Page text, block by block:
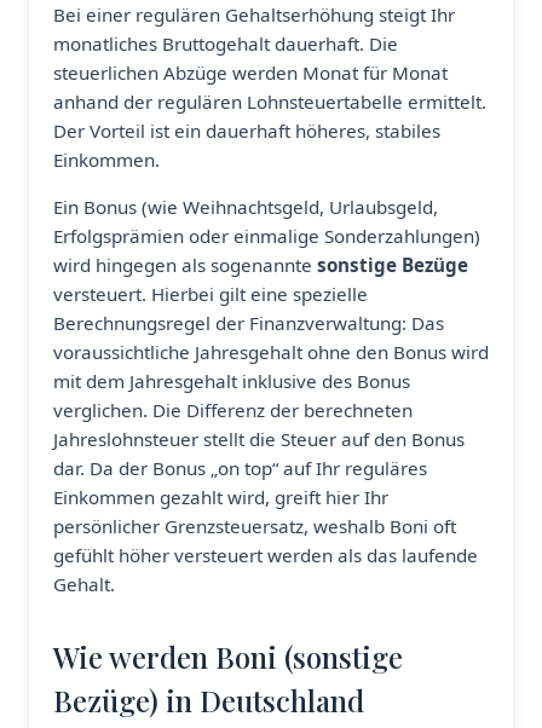
Bei einer regulären Gehaltserhöhung steigt Ihr
monatliches Bruttogehalt dauerhaft. Die
steuerlichen Abzüge werden Monat für Monat
anhand der regulären Lohnsteuertabelle ermittelt.
Der Vorteil ist ein dauerhaft höheres, stabiles
Einkommen.
Ein Bonus (wie Weihnachtsgeld, Urlaubsgeld,
Erfolgsprämien oder einmalige Sonderzahlungen)
wird hingegen als sogenannte sonstige Bezüge
versteuert. Hierbei gilt eine spezielle
Berechnungsregel der Finanzverwaltung: Das
voraussichtliche Jahresgehalt ohne den Bonus wird
mit dem Jahresgehalt inklusive des Bonus
verglichen. Die Differenz der berechneten
Jahreslohnsteuer stellt die Steuer auf den Bonus
dar. Da der Bonus „on top“ auf Ihr reguläres
Einkommen gezahlt wird, greift hier Ihr
persönlicher Grenzsteuersatz, weshalb Boni oft
gefühlt höher versteuert werden als das laufende
Gehalt.
Wie werden Boni (sonstige
Bezüge) in Deutschland